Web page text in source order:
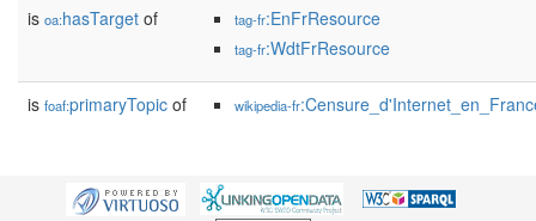
is oa:hasTarget of tag-fr:EnFrResource
tag-fr:WdtFrResource
is foaf:primaryTopic of wikipedia-fr